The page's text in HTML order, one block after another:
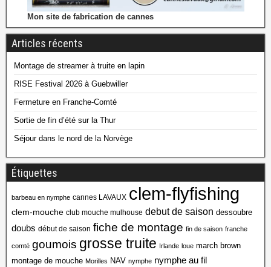
Mon site de fabrication de cannes
Articles récents
Montage de streamer à truite en lapin
RISE Festival 2026 à Guebwiller
Fermeture en Franche-Comté
Sortie de fin d’été sur la Thur
Séjour dans le nord de la Norvège
Étiquettes
barbeau en nymphe cannes LAVAUX clem-flyfishing
clem-mouche club mouche mulhouse debut de saison dessoubre
doubs début de saison fiche de montage fin de saison franche
comté goumois grosse truite Irlande loue march brown
montage de mouche Morilles NAV nymphe nymphe au fil